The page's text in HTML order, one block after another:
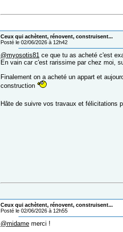
Ceux qui achètent, rénovent, construisent...
Posté le 02/06/2026 à 12h42
@myosotis81 ce que tu as acheté c'est
En vain car c'est rarissime par chez moi,
Finalement on a acheté un appart et
construction
Hâte de suivre vos travaux et félicitations
Ceux qui achètent, rénovent, construisent...
Posté le 02/06/2026 à 12h55
@midame merci !